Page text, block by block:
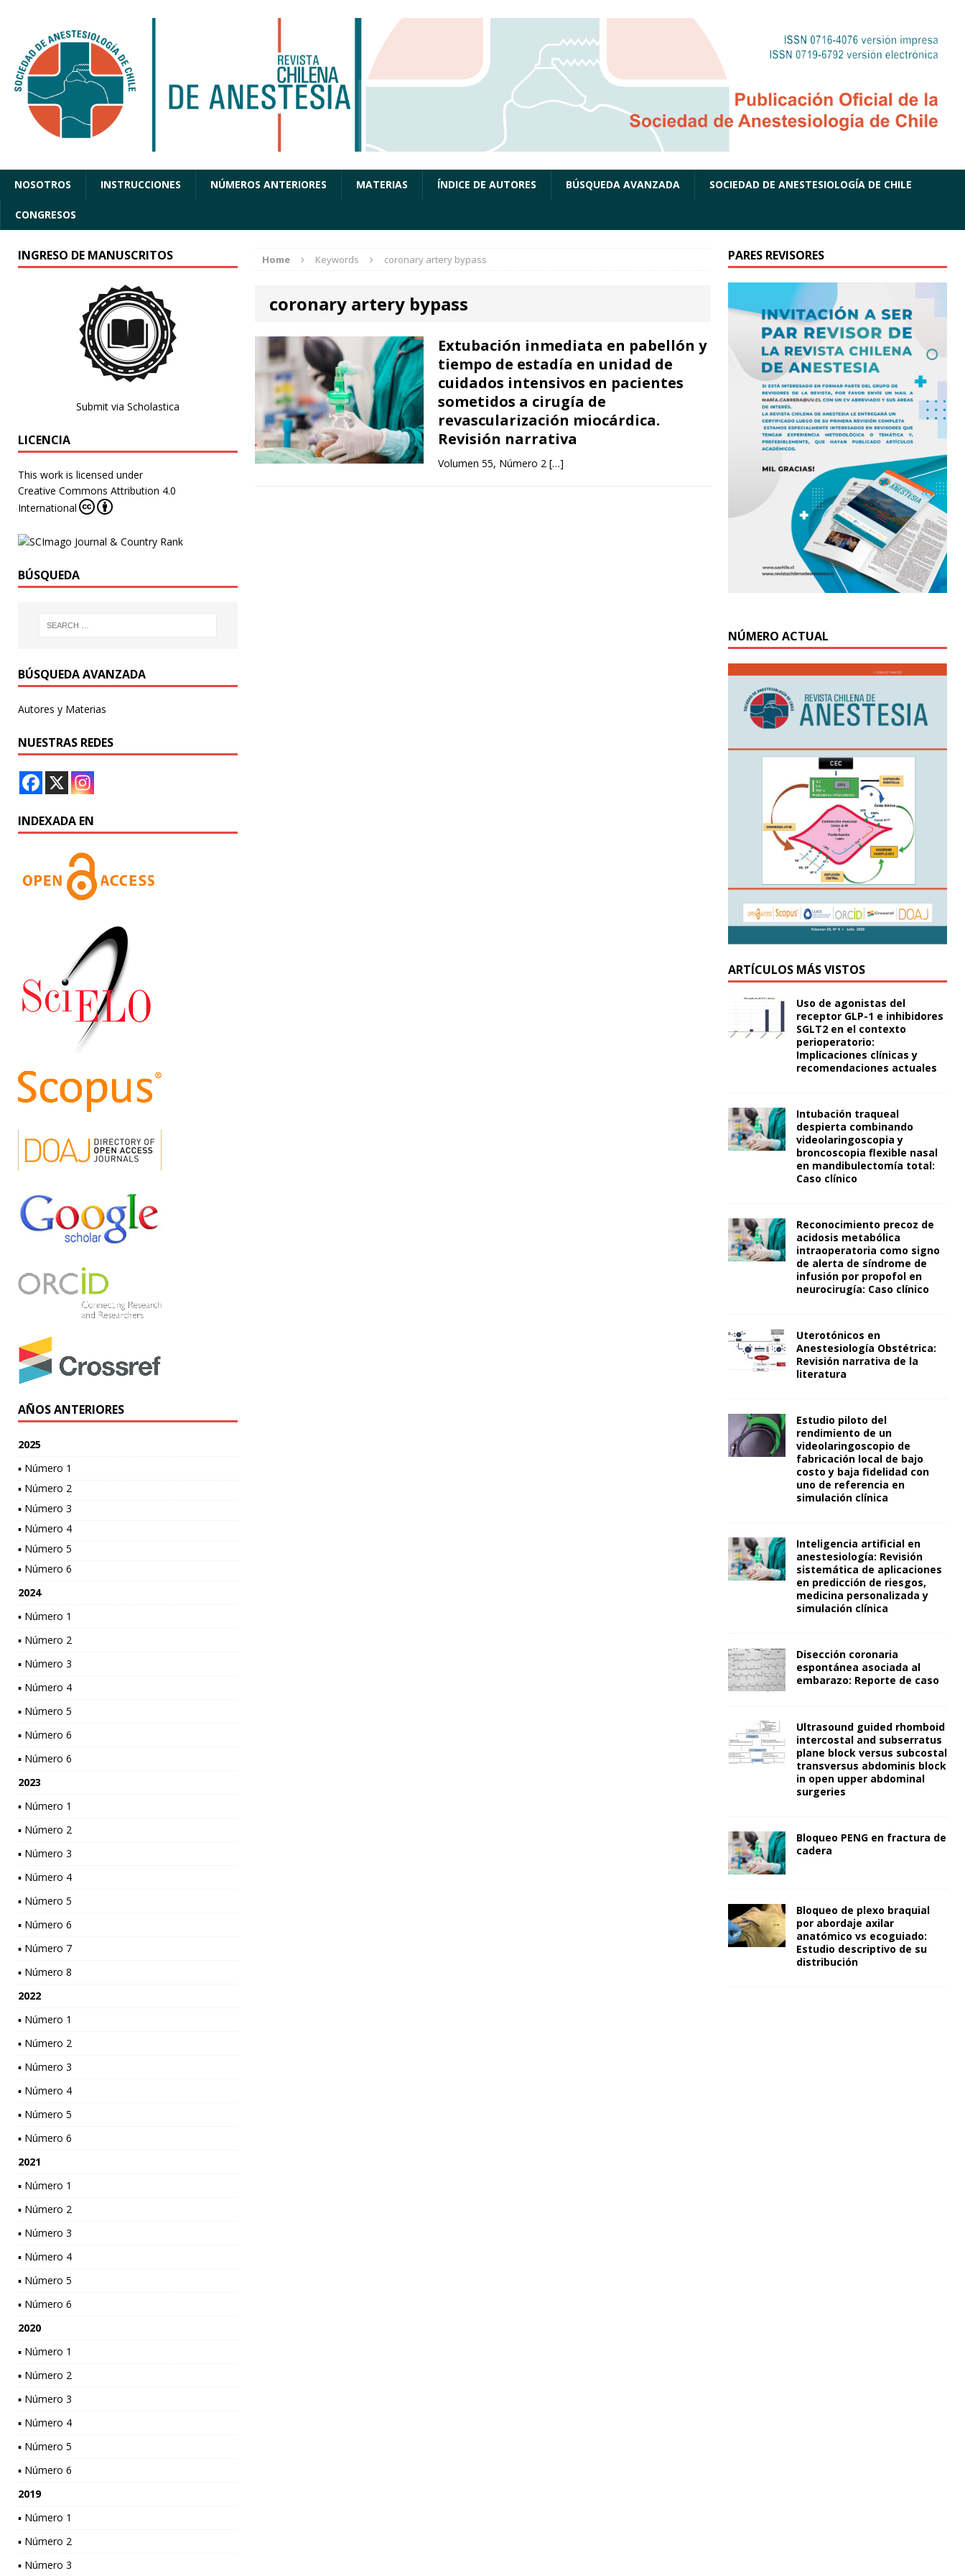
NOSOTROS INSTRUCCIONES NÚMEROS ANTERIORES MATERIAS ÍNDICE DE AUTORES BÚSQUEDA AVANZADA SOCIEDAD DE ANESTESIOLOGÍA DE CHILE
CONGRESOS
Home Keywords coronary artery bypass
coronary artery bypass
Extubación inmediata en pabellón y
tiempo de estadía en unidad de
cuidados intensivos en pacientes
sometidos a cirugía de
revascularización miocárdica.
Revisión narrativa
Volumen 55, Número 2 […]
INGRESO DE MANUSCRITOS
Submit via Scholastica
LICENCIA
This work is licensed under
Creative Commons Attribution 4.0
International
BÚSQUEDA
BÚSQUEDA AVANZADA
Autores y Materias
NUESTRAS REDES
INDEXADA EN
AÑOS ANTERIORES
2025
▪ Número 1
▪ Número 2
▪ Número 3
▪ Número 4
▪ Número 5
▪ Número 6
2024
▪ Número 1
▪ Número 2
▪ Número 3
▪ Número 4
▪ Número 5
▪ Número 6
▪ Número 6
2023
▪ Número 1
▪ Número 2
▪ Número 3
▪ Número 4
▪ Número 5
▪ Número 6
▪ Número 7
▪ Número 8
2022
▪ Número 1
▪ Número 2
▪ Número 3
▪ Número 4
▪ Número 5
▪ Número 6
2021
▪ Número 1
▪ Número 2
▪ Número 3
▪ Número 4
▪ Número 5
▪ Número 6
2020
▪ Número 1
▪ Número 2
▪ Número 3
▪ Número 4
▪ Número 5
▪ Número 6
2019
▪ Número 1
▪ Número 2
▪ Número 3
PARES REVISORES
NÚMERO ACTUAL
ARTÍCULOS MÁS VISTOS
Uso de agonistas del
receptor GLP-1 e inhibidores
SGLT2 en el contexto
perioperatorio:
Implicaciones clínicas y
recomendaciones actuales
Intubación traqueal
despierta combinando
videolaringoscopia y
broncoscopia flexible nasal
en mandibulectomía total:
Caso clínico
Reconocimiento precoz de
acidosis metabólica
intraoperatoria como signo
de alerta de síndrome de
infusión por propofol en
neurocirugía: Caso clínico
Uterotónicos en
Anestesiología Obstétrica:
Revisión narrativa de la
literatura
Estudio piloto del
rendimiento de un
videolaringoscopio de
fabricación local de bajo
costo y baja fidelidad con
uno de referencia en
simulación clínica
Inteligencia artificial en
anestesiología: Revisión
sistemática de aplicaciones
en predicción de riesgos,
medicina personalizada y
simulación clínica
Disección coronaria
espontánea asociada al
embarazo: Reporte de caso
Ultrasound guided rhomboid
intercostal and subserratus
plane block versus subcostal
transversus abdominis block
in open upper abdominal
surgeries
Bloqueo PENG en fractura de
cadera
Bloqueo de plexo braquial
por abordaje axilar
anatómico vs ecoguiado:
Estudio descriptivo de su
distribución